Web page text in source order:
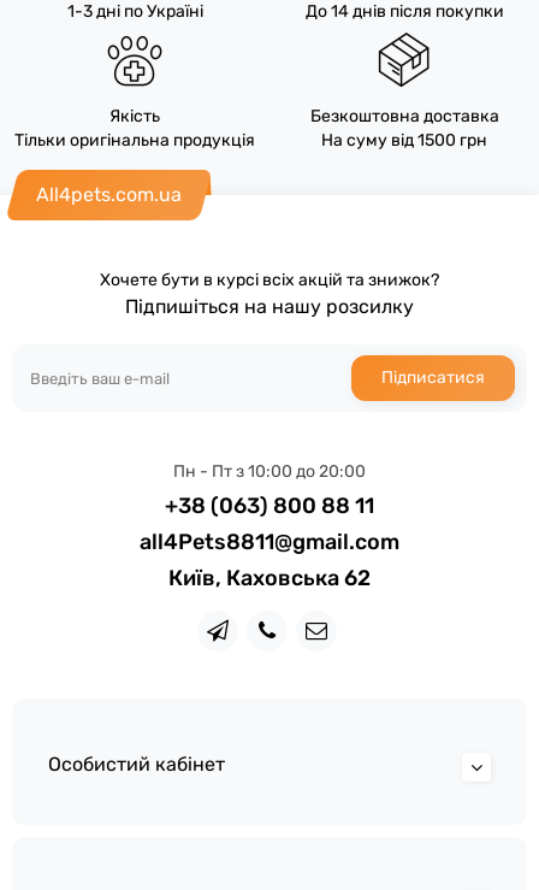
1-3 дні по Україні
До 14 днів після покупки
Якість
Тільки оригінальна продукція
Безкоштовна доставка
На суму від 1500 грн
All4pets.com.ua
Хочете бути в курсі всіх акцій та знижок?
Підпишіться на нашу розсилку
Підписатися
Пн - Пт з 10:00 до 20:00
+38 (063) 800 88 11
all4Pets8811@gmail.com
Київ, Каховська 62
Особистий кабінет